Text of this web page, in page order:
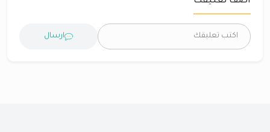
ارسال